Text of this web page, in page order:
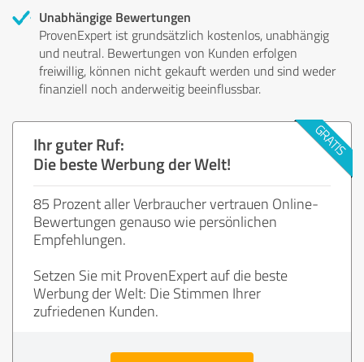
Unabhängige Bewertungen
ProvenExpert ist grundsätzlich kostenlos, unabhängig
und neutral. Bewertungen von Kunden erfolgen
freiwillig, können nicht gekauft werden und sind weder
finanziell noch anderweitig beeinflussbar.
Ihr guter Ruf:
Die beste Werbung der Welt!
85 Prozent aller Verbraucher vertrauen Online-
Bewertungen genauso wie persönlichen
Empfehlungen.
Setzen Sie mit ProvenExpert auf die beste
Werbung der Welt: Die Stimmen Ihrer
zufriedenen Kunden.